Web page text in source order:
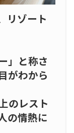
リゾート
」と称さ
がわから
のレスト
の情熱に